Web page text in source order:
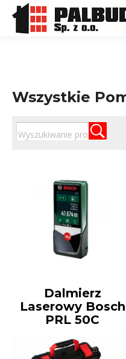
Wszystkie
Dalmierz
Laserowy Bosch
PRL 50C